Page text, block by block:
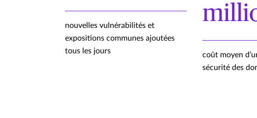
nouvelles vulnérabilités et
expositions communes ajoutées
tous les jours
coût moyen
sécurité des